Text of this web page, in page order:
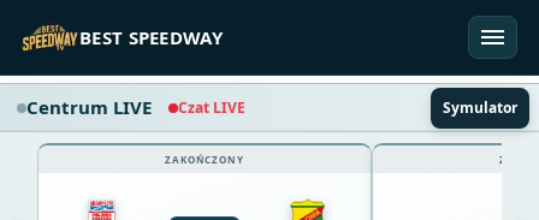
BEST SPEEDWAY
Centrum LIVE Czat LIVE Symulator
ZAKOŃCZONY